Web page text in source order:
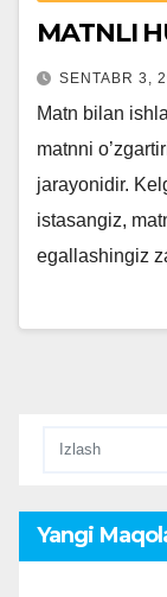
MATNLI
SENTABR 3,
Matn bilan
matnni
jarayonidir.
istasangiz,
egallashingiz
Yangi